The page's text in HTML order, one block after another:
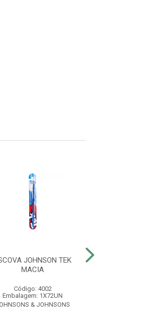
JOHNSON TEK
MACIA
Código: 4002
Embalagem: 1X72UN
& JOHNSONS